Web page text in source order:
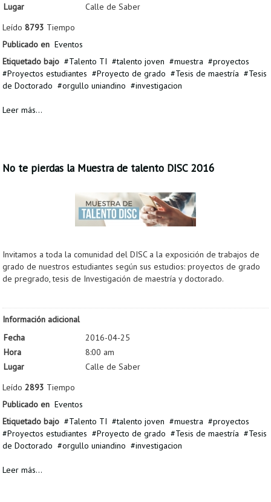
Lugar
Calle de Saber
Leído 8793 Tiempo
Publicado en Eventos
Etiquetado bajo
Talento TI talento joven muestra
proyectos
Proyectos estudiantes
Proyecto de grado Tesis de maestría
Tesis
de Doctorado
orgullo uniandino investigacion
Leer más...
No te pierdas la Muestra de talento DISC 2016
Invitamos a toda la comunidad del DISC a la exposición de trabajos de
grado de nuestros estudiantes según sus estudios: proyectos de grado
de pregrado, tesis de Investigación de maestría y doctorado.
Información adicional
Fecha
2016-04-25
Hora
8:00 am
Lugar
Calle de Saber
Leído 2893 Tiempo
Publicado en Eventos
Etiquetado bajo
Talento TI talento joven muestra
proyectos
Proyectos estudiantes
Proyecto de grado Tesis de maestría
Tesis
de Doctorado
orgullo uniandino investigacion
Leer más...